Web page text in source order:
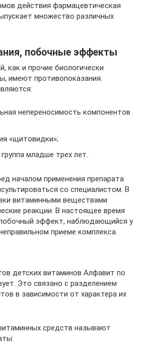
действия фармацевтическая
множество различных
побочные эффекты
как и прочие биологически
имеют противопоказания.
непереносимость компонентов
«щитовидки»;
младше трех лет.
началом применения препарата
со специалистом. В
витаминными веществами
реакции. В настоящее время
эффект, наблюдающийся у
приеме комплекса.
детских витаминов Алфавит по
Это связано с разделением
в зависимости от характера их
средств называют